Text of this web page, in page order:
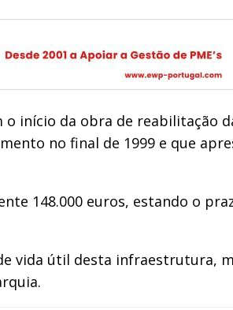
o início da obra de reabilitação
no final de 1999 e que
148.000 euros, estando o
vida útil desta infraestrutura,